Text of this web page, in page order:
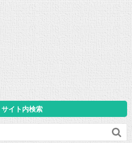
サイト内検索
